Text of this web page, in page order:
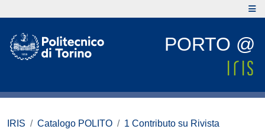
PORTO @
IRIS Catalogo POLITO
1 Contributo su Rivista